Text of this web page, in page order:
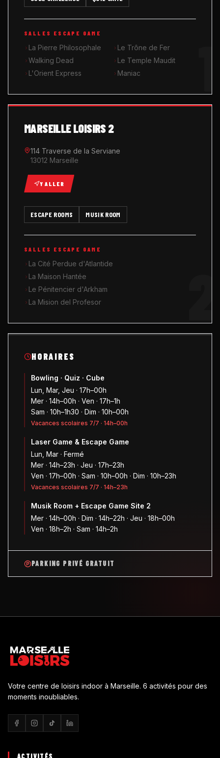
MUSIK ROOM KARAOKÉ
QUIZ GAME
SALLES ESCAPE GAME
La Pierre Philosophale
Le Trône de Fer
Walking Dead
Le Temple Maudit
L'Orient Express
Maniac
HORAIRES
Bowling · Quiz · Cube
Lun, Mar, Jeu · 17h–00h
Mer · 14h–00h · Ven · 17h–1h
Sam · 10h–1h30 · Dim · 10h–00h
Vacances scolaires 7/7 · 14h–00h
Laser Game & Escape Game
Lun, Mar · Fermé
Mer · 14h–23h · Jeu · 17h–23h
Ven · 17h–00h · Sam · 10h–00h · Dim · 10h–23h
Vacances scolaires 7/7 · 14h–23h
Musik Room + Escape Game Site 2
Mer · 14h–00h · Dim · 14h–22h · Jeu · 18h–00h
Ven · 18h–2h · Sam · 14h–2h
PARKING PRIVÉ GRATUIT
MARSEILLE LOISIRS 2
114 Traverse de la Serviane
13012 Marseille
Y ALLER
ESCAPE ROOMS MUSIK ROOM
SALLES ESCAPE GAME
La Cité Perdue d'Atlantide
La Maison Hantée
Le Pénitencier d'Arkham
La Mision del Profesor
Votre centre de loisirs indoor à Marseille. 6 activités pour des
moments inoubliables.
ACTIVITÉS